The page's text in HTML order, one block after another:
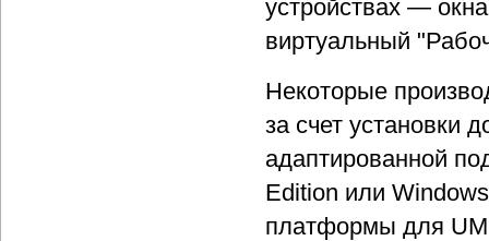
устройствах —
виртуальный
Некоторые
за счет установки
адаптированной
Edition или
платформы для